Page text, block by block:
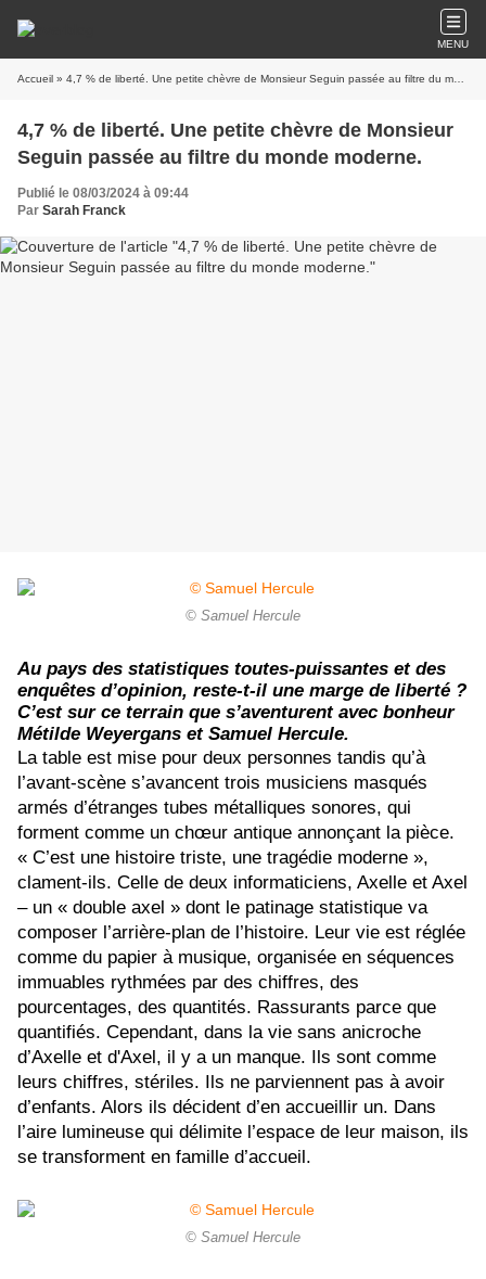
MENU
Accueil » 4,7 % de liberté. Une petite chèvre de Monsieur Seguin passée au filtre du monde moderne.
4,7 % de liberté. Une petite chèvre de Monsieur
Seguin passée au filtre du monde moderne.
Publié le 08/03/2024 à 09:44
Par Sarah Franck
© Samuel Hercule
Au pays des statistiques toutes-puissantes et des
enquêtes d’opinion, reste-t-il une marge de liberté ?
C’est sur ce terrain que s’aventurent avec bonheur
Métilde Weyergans et Samuel Hercule.
La table est mise pour deux personnes tandis qu’à
l’avant-scène s’avancent trois musiciens masqués
armés d’étranges tubes métalliques sonores, qui
forment comme un chœur antique annonçant la pièce.
« C’est une histoire triste, une tragédie moderne »,
clament-ils. Celle de deux informaticiens, Axelle et Axel
– un « double axel » dont le patinage statistique va
composer l’arrière-plan de l’histoire. Leur vie est réglée
comme du papier à musique, organisée en séquences
immuables rythmées par des chiffres, des
pourcentages, des quantités. Rassurants parce que
quantifiés. Cependant, dans la vie sans anicroche
d’Axelle et d'Axel, il y a un manque. Ils sont comme
leurs chiffres, stériles. Ils ne parviennent pas à avoir
d’enfants. Alors ils décident d’en accueillir un. Dans
l’aire lumineuse qui délimite l’espace de leur maison, ils
se transforment en famille d’accueil.
© Samuel Hercule